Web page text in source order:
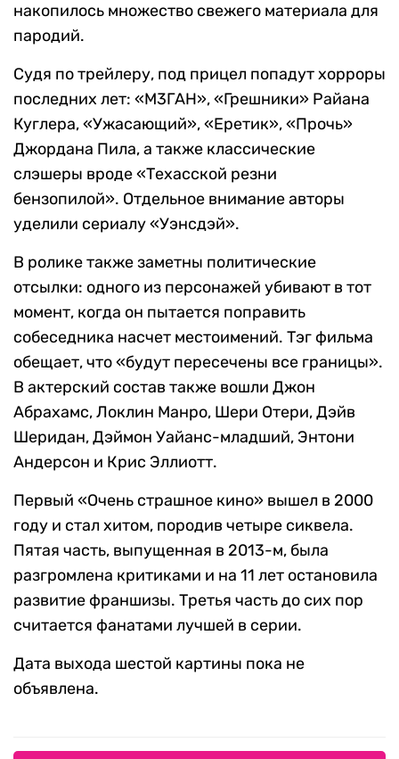
накопилось множество свежего материала для
пародий.
Судя по трейлеру, под прицел попадут хорроры
последних лет: «М3ГАН», «Грешники» Райана
Куглера, «Ужасающий», «Еретик», «Прочь»
Джордана Пила, а также классические
слэшеры вроде «Техасской резни
бензопилой». Отдельное внимание авторы
уделили сериалу «Уэнсдэй».
В ролике также заметны политические
отсылки: одного из персонажей убивают в тот
момент, когда он пытается поправить
собеседника насчет местоимений. Тэг фильма
обещает, что «будут пересечены все границы».
В актерский состав также вошли Джон
Абрахамс, Локлин Манро, Шери Отери, Дэйв
Шеридан, Дэймон Уайанс-младший, Энтони
Андерсон и Крис Эллиотт.
Первый «Очень страшное кино» вышел в 2000
году и стал хитом, породив четыре сиквела.
Пятая часть, выпущенная в 2013-м, была
разгромлена критиками и на 11 лет остановила
развитие франшизы. Третья часть до сих пор
считается фанатами лучшей в серии.
Дата выхода шестой картины пока не
объявлена.